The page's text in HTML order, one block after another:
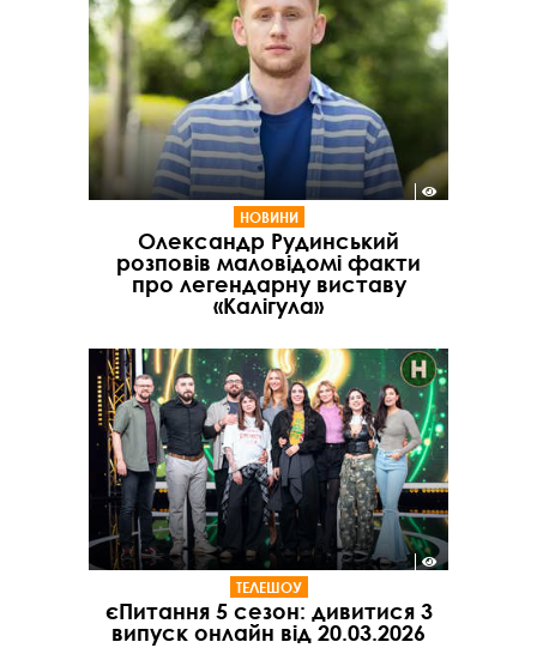
НОВИНИ
Олександр Рудинський
розповів маловідомі факти
про легендарну виставу
«Калігула»
ТЕЛЕШОУ
єПитання 5 сезон: дивитися 3
випуск онлайн від 20.03.2026